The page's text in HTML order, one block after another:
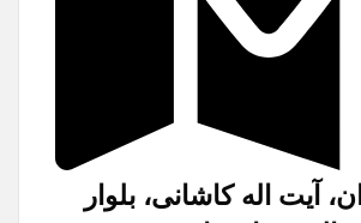
آیت اله کاشانی، بلوار